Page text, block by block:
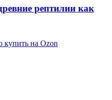
рептилии как